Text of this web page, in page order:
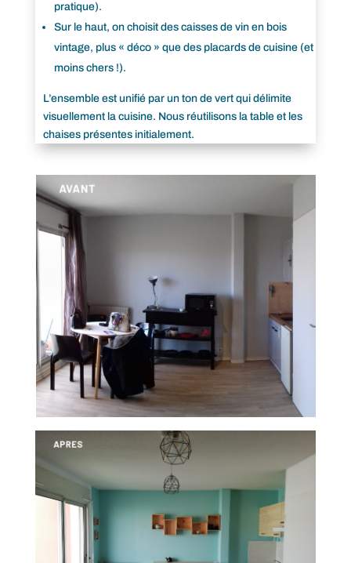
pratique).
Sur le haut, on choisit des caisses de vin en bois
vintage, plus « déco » que des placards de cuisine (et
moins chers !).
L’ensemble est unifié par un ton de vert qui délimite
visuellement la cuisine. Nous réutilisons la table et les
chaises présentes initialement.